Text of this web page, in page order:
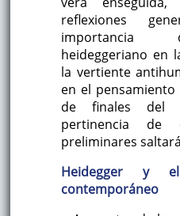
reflexiones
importancia
heideggeriano en
la vertiente
en el
de finales del
pertinencia de
preliminares
Heidegger y el
contemporáneo